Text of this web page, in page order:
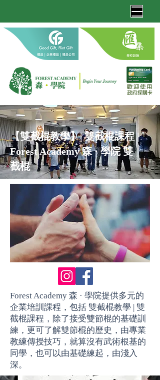
【雙截棍教學】| 雙截棍課程 |
Forest Academy 森· 學院 雙
截棍
Forest Academy 森 · 學院提供多元的
企業培訓課程，包括 雙截棍教學 | 雙
截棍課程，除了接受雙節棍的基礎訓
練，更可了解雙節棍的歷史，由專業
教練傳授技巧，就算沒有武術根基的
同學，也可以由基礎練起，由淺入
深。